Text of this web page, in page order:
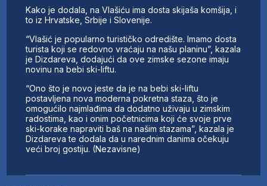
Kako je dodala, na Vlašiću ima dosta skijaša komšija, i
to iz Hrvatske, Srbije i Slovenije.
“Vlašić je popularno turističko odredište. Imamo dosta
turista koji se redovno vraćaju na našu planinu”, kazala
je Dizdareva, dodajući da ove zimske sezone imaju
novinu na bebi ski-liftu.
“Ono što je novo jeste da je na bebi ski-liftu
postavljena nova moderna pokretna staza, što je
omogućilo najmlađima da dodatno uživaju u zimskim
radostima, kao i onim početnicima koji će svoje prve
ski-korake napraviti baš na našim stazama”, kazala je
Dizdareva te dodala da u narednim danima očekuju
veći broj gostiju. (Nezavisne)